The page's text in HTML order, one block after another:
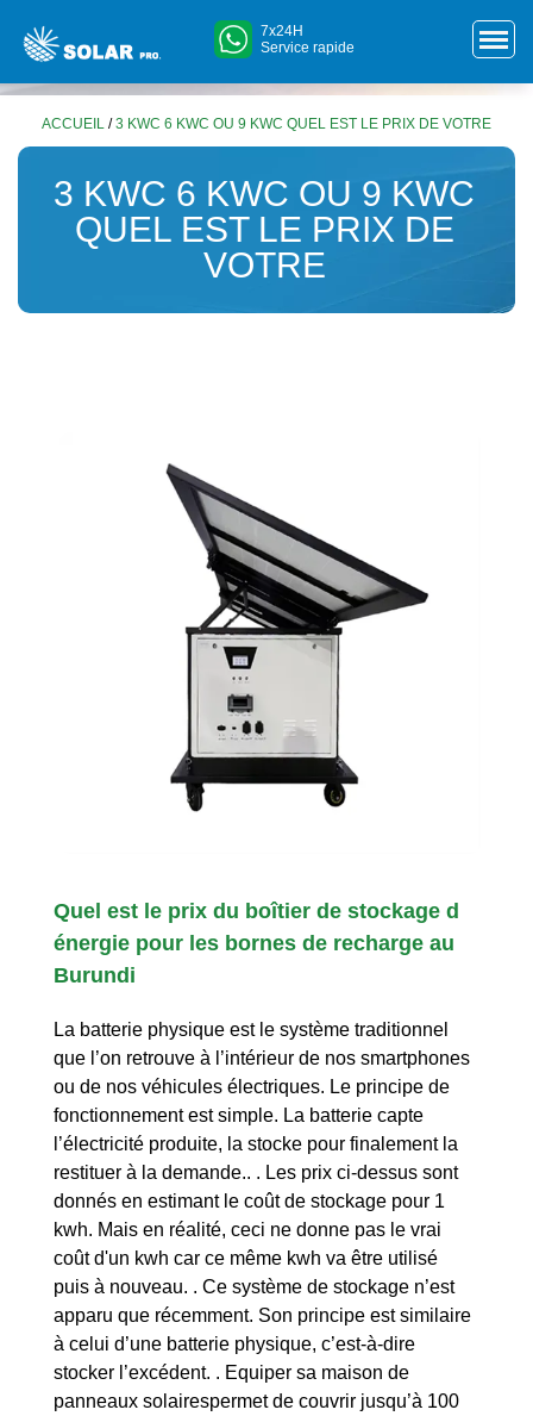
7x24H
Service rapide
ACCUEIL /3 KWC 6 KWC OU 9 KWC QUEL EST LE PRIX DE VOTRE
3 KWC 6 KWC OU 9 KWC
QUEL EST LE PRIX DE
VOTRE
Quel est le prix du boîtier de stockage d
énergie pour les bornes de recharge au
Burundi
La batterie physique est le système traditionnel
que l’on retrouve à l’intérieur de nos smartphones
ou de nos véhicules électriques. Le principe de
fonctionnement est simple. La batterie capte
l’électricité produite, la stocke pour finalement la
restituer à la demande.. . Les prix ci-dessus sont
donnés en estimant le coût de stockage pour 1
kwh. Mais en réalité, ceci ne donne pas le vrai
coût d'un kwh car ce même kwh va être utilisé
puis à nouveau. . Ce système de stockage n’est
apparu que récemment. Son principe est similaire
à celui d’une batterie physique, c’est-à-dire
stocker l’excédent. . Equiper sa maison de
panneaux solairespermet de couvrir jusqu’à 100